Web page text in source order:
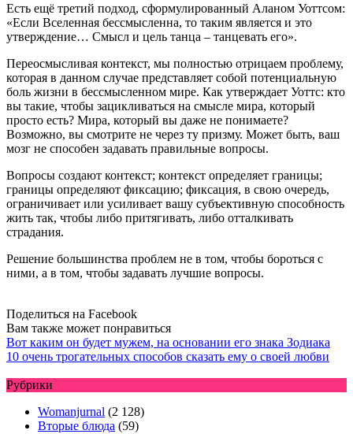
Есть ещё третий подход, сформулированный Аланом Уоттсом:
«Если Вселенная бессмысленна, то таким является и это
утверждение… Смысл и цель танца – танцевать его».
Переосмысливая контекст, мы полностью отрицаем проблему,
которая в данном случае представляет собой потенциальную
боль жизни в бессмысленном мире. Как утверждает Уоттс: кто
вы такие, чтобы зацикливаться на смысле мира, который
просто есть? Мира, который вы даже не понимаете?
Возможно, вы смотрите не через ту призму. Может быть, ваш
мозг не способен задавать правильные вопросы.
Вопросы создают контекст; контекст определяет границы;
границы определяют фиксацию; фиксация, в свою очередь,
ограничивает или усиливает вашу субъективную способность
жить так, чтобы либо притягивать, либо отталкивать
страдания.
Решение большинства проблем не в том, чтобы бороться с
ними, а в том, чтобы задавать лучшие вопросы.
Поделиться на Facebook
Вам также может понравиться
Вот каким он будет мужем, на основании его знака Зодиака
10 очень трогательных способов сказать ему о своей любви
Рубрики
Womanjurnal (2 128)
Вторые блюда (59)